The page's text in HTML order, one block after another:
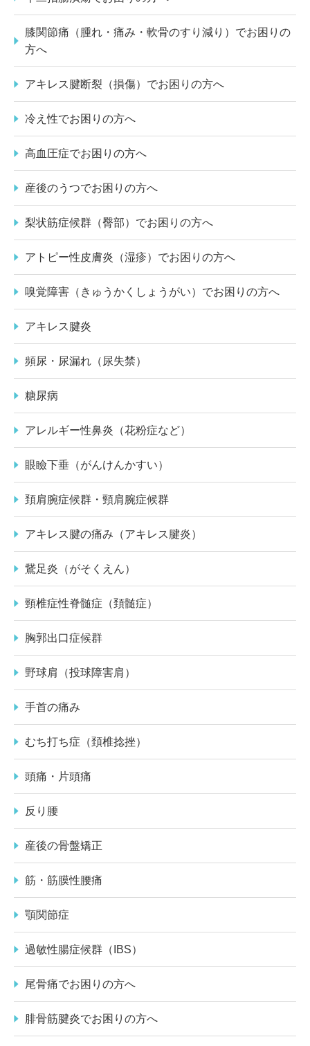
膝関節痛（腫れ・痛み・軟骨のすり減り）でお困りの
方へ
アキレス腱断裂（損傷）でお困りの方へ
冷え性でお困りの方へ
高血圧症でお困りの方へ
産後のうつでお困りの方へ
梨状筋症候群（臀部）でお困りの方へ
アトピー性皮膚炎（湿疹）でお困りの方へ
嗅覚障害（きゅうかくしょうがい）でお困りの方へ
アキレス腱炎
頻尿・尿漏れ（尿失禁）
糖尿病
アレルギー性鼻炎（花粉症など）
眼瞼下垂（がんけんかすい）
頚肩腕症候群・頸肩腕症候群
アキレス腱の痛み（アキレス腱炎）
鵞足炎（がそくえん）
頸椎症性脊髄症（頚髄症）
胸郭出口症候群
野球肩（投球障害肩）
手首の痛み
むち打ち症（頚椎捻挫）
頭痛・片頭痛
反り腰
産後の骨盤矯正
筋・筋膜性腰痛
顎関節症
過敏性腸症候群（IBS）
尾骨痛でお困りの方へ
腓骨筋腱炎でお困りの方へ